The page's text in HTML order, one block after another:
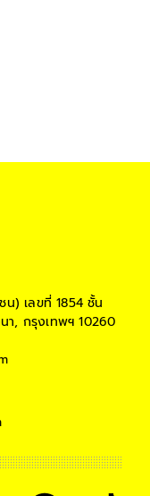
น) เลขที่ 1854 ชั้น
า, กรุงเทพฯ 10260